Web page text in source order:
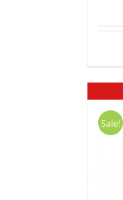
Sale!